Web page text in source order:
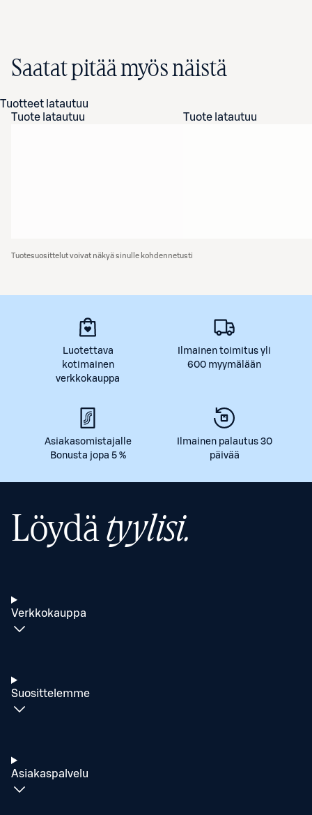
Saatat pitää myös näistä
Tuotteet latautuu
Tuote latautuu
Tuote latautuu
Tuotesuosittelut voivat näkyä sinulle kohdennetusti
Luotettava
kotimainen
verkkokauppa
Ilmainen toimitus yli
600 myymälään
Asiakasomistajalle
Bonusta jopa 5 %
Ilmainen palautus 30
päivää
Löydätyylisi.
Verkkokauppa
Suosittelemme
Asiakaspalvelu